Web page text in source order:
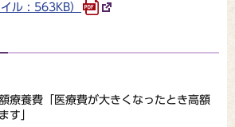
ル : 563KB）
療養費「医療費が大きくなったとき高額
す」